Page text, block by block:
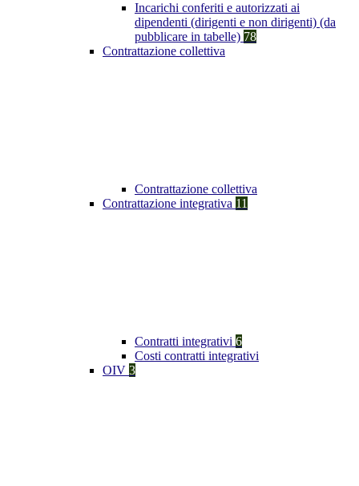
Incarichi conferiti e autorizzati ai
dipendenti (dirigenti e non dirigenti) (da
pubblicare in tabelle) 78
Contrattazione collettiva
Contrattazione collettiva
Contrattazione integrativa 11
Contratti integrativi 6
Costi contratti integrativi
OIV 3